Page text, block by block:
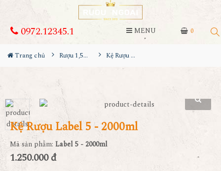
0
0972.12345.1 MENU
Trang chủ Rượu 1,5L-2L-3L-4,5L Kệ Rượu Label 5 - 2000ml
Kệ Rượu Label 5 - 2000ml
Mã sản phẩm: Label 5 - 2000ml
1.250.000 đ